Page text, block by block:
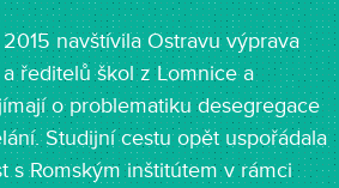
navštívila Ostravu výprava
ředitelů škol z Lomnice a
o problematiku desegregace
Studijní cestu opět uspořádala
s Romským inštitútem v rámci